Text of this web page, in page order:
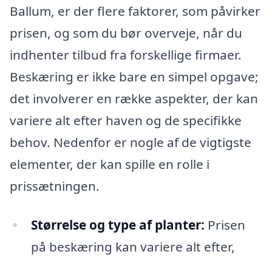
Ballum, er der flere faktorer, som påvirker
prisen, og som du bør overveje, når du
indhenter tilbud fra forskellige firmaer.
Beskæring er ikke bare en simpel opgave;
det involverer en række aspekter, der kan
variere alt efter haven og de specifikke
behov. Nedenfor er nogle af de vigtigste
elementer, der kan spille en rolle i
prissætningen.
Størrelse og type af planter: Prisen
på beskæring kan variere alt efter,